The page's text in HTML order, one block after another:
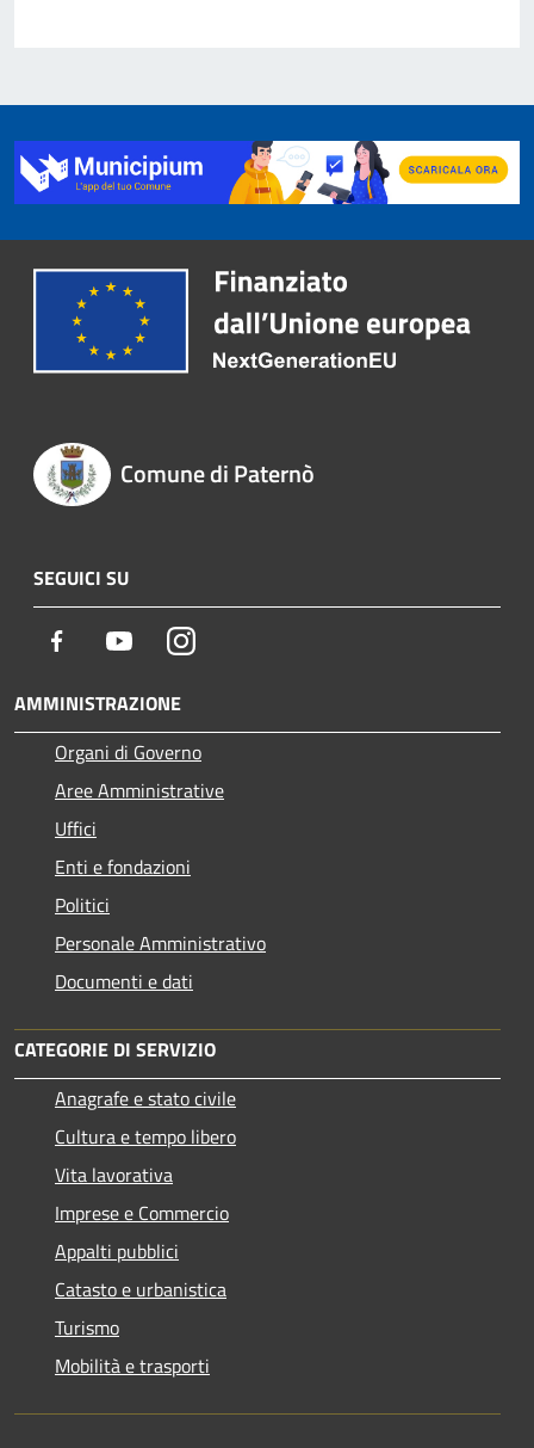
Comune di Paternò
SEGUICI SU
Facebook YoutubeInstagram
AMMINISTRAZIONE
Organi di Governo
Aree Amministrative
Uffici
Enti e fondazioni
Politici
Personale Amministrativo
Documenti e dati
CATEGORIE DI SERVIZIO
Anagrafe e stato civile
Cultura e tempo libero
Vita lavorativa
Imprese e Commercio
Appalti pubblici
Catasto e urbanistica
Turismo
Mobilità e trasporti